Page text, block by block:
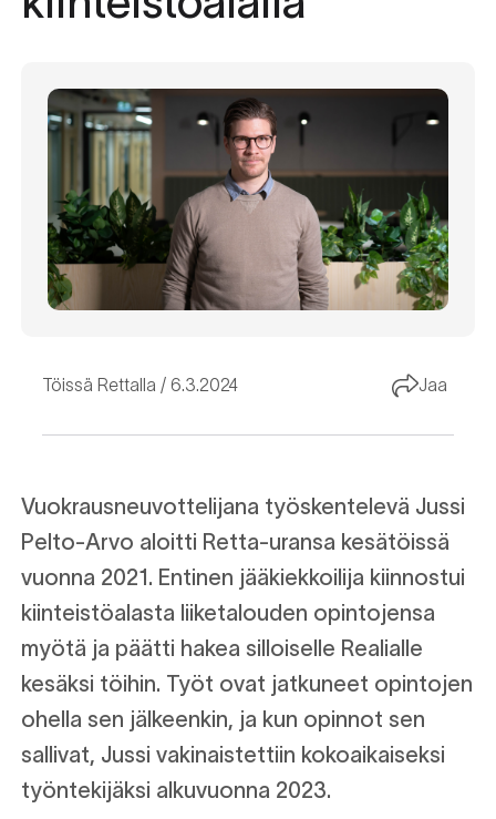
Töissä Rettalla 6.3.2024 Jaa
Vuokrausneuvottelijana työskentelevä Jussi
Pelto-Arvo aloitti Retta-uransa kesätöissä
vuonna 2021. Entinen jääkiekkoilija kiinnostui
kiinteistöalasta liiketalouden opintojensa
myötä ja päätti hakea silloiselle Realialle
kesäksi töihin. Työt ovat jatkuneet opintojen
ohella sen jälkeenkin, ja kun opinnot sen
sallivat, Jussi vakinaistettiin kokoaikaiseksi
työntekijäksi alkuvuonna 2023.